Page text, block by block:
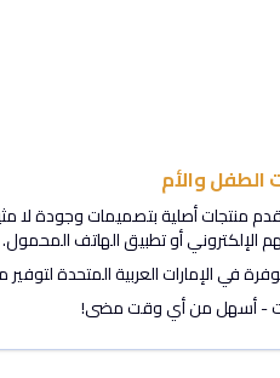
الطفل والأم
منتجات أصلية بتصميمات وجودة
الإلكتروني أو تطبيق الهاتف المحمول.
في الإمارات العربية المتحدة
- أسهل من أي وقت مضى!